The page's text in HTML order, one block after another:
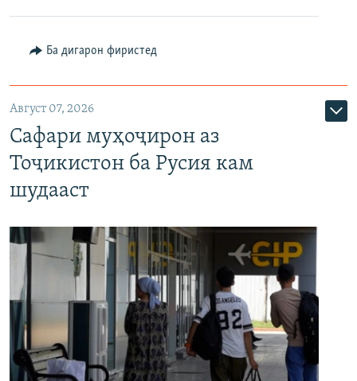
Ба дигарон фиристед
Август 07, 2026
Сафари муҳоҷирон аз
Тоҷикистон ба Русия кам
шудааст